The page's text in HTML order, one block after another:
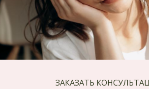
ЗАКАЗАТЬ